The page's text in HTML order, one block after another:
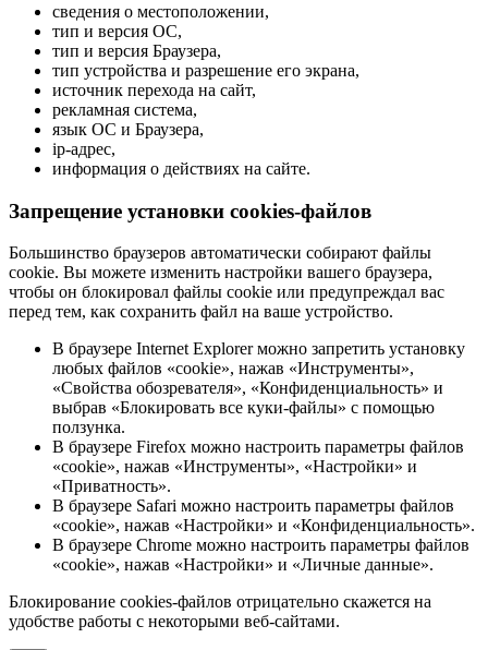
сведения о местоположении,
тип и версия ОС,
тип и версия Браузера,
тип устройства и разрешение его экрана,
источник перехода на сайт,
рекламная система,
язык ОС и Браузера,
ip-адрес,
информация о действиях на сайте.
Запрещение установки cookies-файлов
Большинство браузеров автоматически собирают файлы
cookie. Вы можете изменить настройки вашего браузера,
чтобы он блокировал файлы cookie или предупреждал вас
перед тем, как сохранить файл на ваше устройство.
В браузере Internet Explorer можно запретить установку
любых файлов «cookie», нажав «Инструменты»,
«Свойства обозревателя», «Конфиденциальность» и
выбрав «Блокировать все куки-файлы» с помощью
ползунка.
В браузере Firefox можно настроить параметры файлов
«cookie», нажав «Инструменты», «Настройки» и
«Приватность».
В браузере Safari можно настроить параметры файлов
«cookie», нажав «Настройки» и «Конфиденциальность».
В браузере Chrome можно настроить параметры файлов
«cookie», нажав «Настройки» и «Личные данные».
Блокирование cookies-файлов отрицательно скажется на
удобстве работы с некоторыми веб-сайтами.